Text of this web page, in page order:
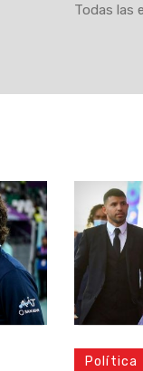
Todas las
Política